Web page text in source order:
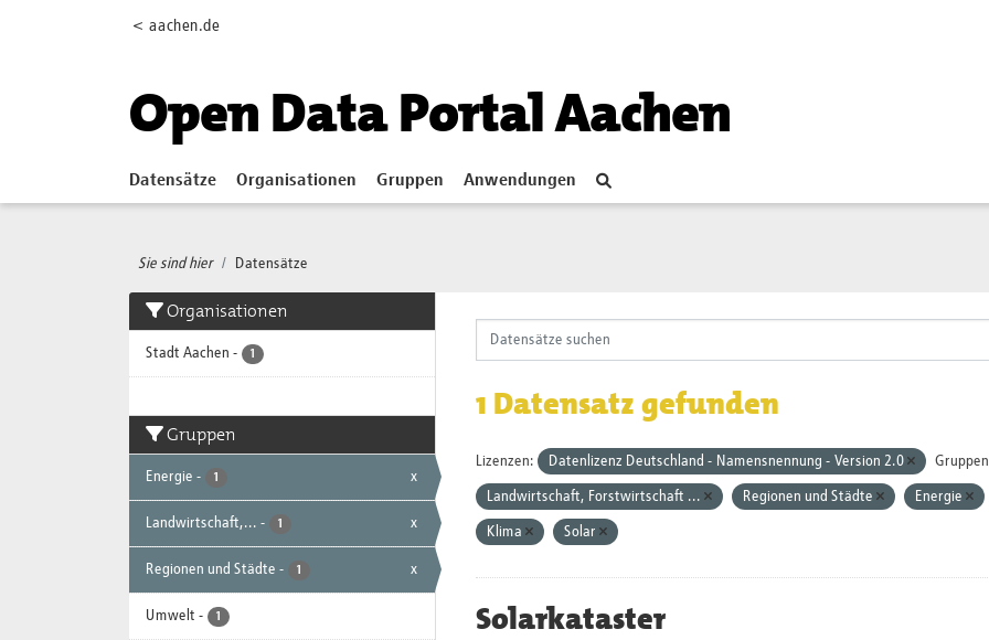
< aachen.de
Open Data Portal Aachen
Datensätze Organisationen Gruppen Anwendungen
Sie sind hier Datensätze
Organisationen
Stadt Aachen - 1
Gruppen
Energie - 1 x
Landwirtschaft,... - 1 x
Regionen und Städte - 1 x
Umwelt - 1
1 Datensatz gefunden
Lizenzen: Datenlizenz Deutschland - Namensnennung - Version 2.0
Landwirtschaft, Forstwirtschaft ... Regionen und Städte Energie
Klima Solar
Solarkataster